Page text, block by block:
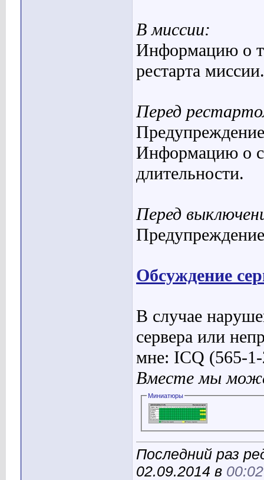
В миссии:
Информацию о
рестарта миссии.
Перед
Информацию о
длительности.
Перед
Обсуждение
В случае
сервера или
мне: ICQ (565-
Вместе мы
Миниатюры
Последний раз
02.09.2014 в 00:02